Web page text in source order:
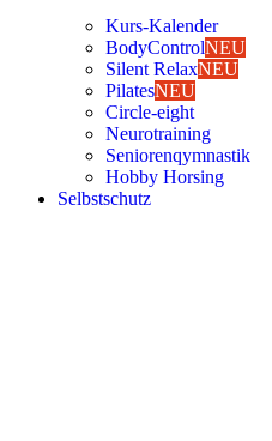
Kurs-Kalen­­der
Body­Con­trolNEU
Silent RelaxNEU
Pila­tesNEU
Cir­cle-eight
Neu­ro­trai­ning
Senio­ren­qym­nas­tik
Hob­by Hor­sing
Selbst­schutz